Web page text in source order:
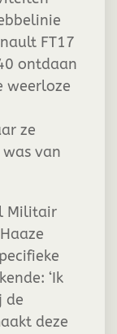
FT17
ontdaan
weerloze
ze
van
Militair
‘Ik
de
deze